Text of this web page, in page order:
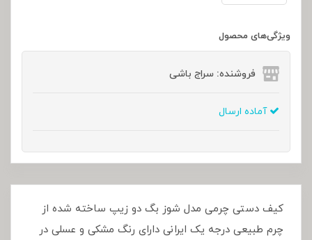
ویژگی‌های محصول
فروشنده: سراج باشی
آماده ارسال
کیف دستی چرمی مدل شوز بگ دو زیپ ساخته شده از
چرم طبیعی درجه یک ایرانی دارای رنگ مشکی و عسلی در